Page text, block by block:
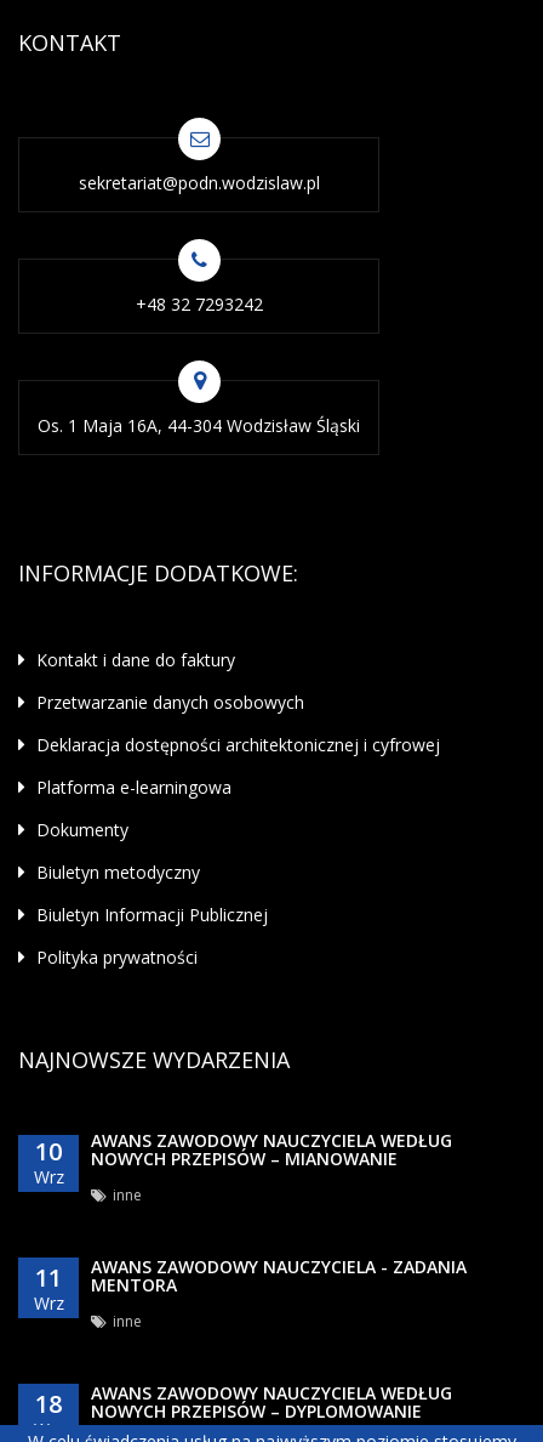
KONTAKT
sekretariat@podn.wodzislaw.pl
+48 32 7293242
Os. 1 Maja 16A, 44-304 Wodzisław Śląski
INFORMACJE DODATKOWE:
Kontakt i dane do faktury
Przetwarzanie danych osobowych
Deklaracja dostępności architektonicznej i cyfrowej
Platforma e-learningowa
Dokumenty
Biuletyn metodyczny
Biuletyn Informacji Publicznej
Polityka prywatności
NAJNOWSZE WYDARZENIA
10
Wrz
AWANS ZAWODOWY NAUCZYCIELA WEDŁUG
NOWYCH PRZEPISÓW – MIANOWANIE
inne
11
Wrz
AWANS ZAWODOWY NAUCZYCIELA - ZADANIA
MENTORA
inne
18
Wrz
AWANS ZAWODOWY NAUCZYCIELA WEDŁUG
NOWYCH PRZEPISÓW – DYPLOMOWANIE